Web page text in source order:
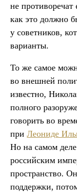
не противоречат
как это должно
у советников,
варианты.
То же самое
во внешней
известно,
полного
говорить во
при Леониде
Но на самом
российским
пространство.
поддержки,